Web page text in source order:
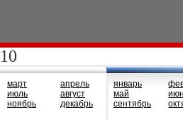
март
июль
ноябрь
апрель
август
декабрь
январь
май
сентябрь